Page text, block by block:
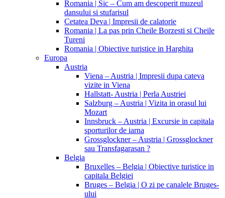
Romania | Sic – Cum am descoperit muzeul
dansului si stufarisul
Cetatea Deva | Impresii de calatorie
Romania | La pas prin Cheile Borzesti si Cheile
Tureni
Romania | Obiective turistice in Harghita
Europa
Austria
Viena – Austria | Impresii dupa cateva
vizite in Viena
Hallstatt- Austria | Perla Austriei
Salzburg – Austria | Vizita in orasul lui
Mozart
Innsbruck – Austria | Excursie in capitala
sporturilor de iarna
Grossglockner – Austria | Grossglockner
sau Transfagarasan ?
Belgia
Bruxelles – Belgia | Obiective turistice in
capitala Belgiei
Bruges – Belgia | O zi pe canalele Bruges-
ului